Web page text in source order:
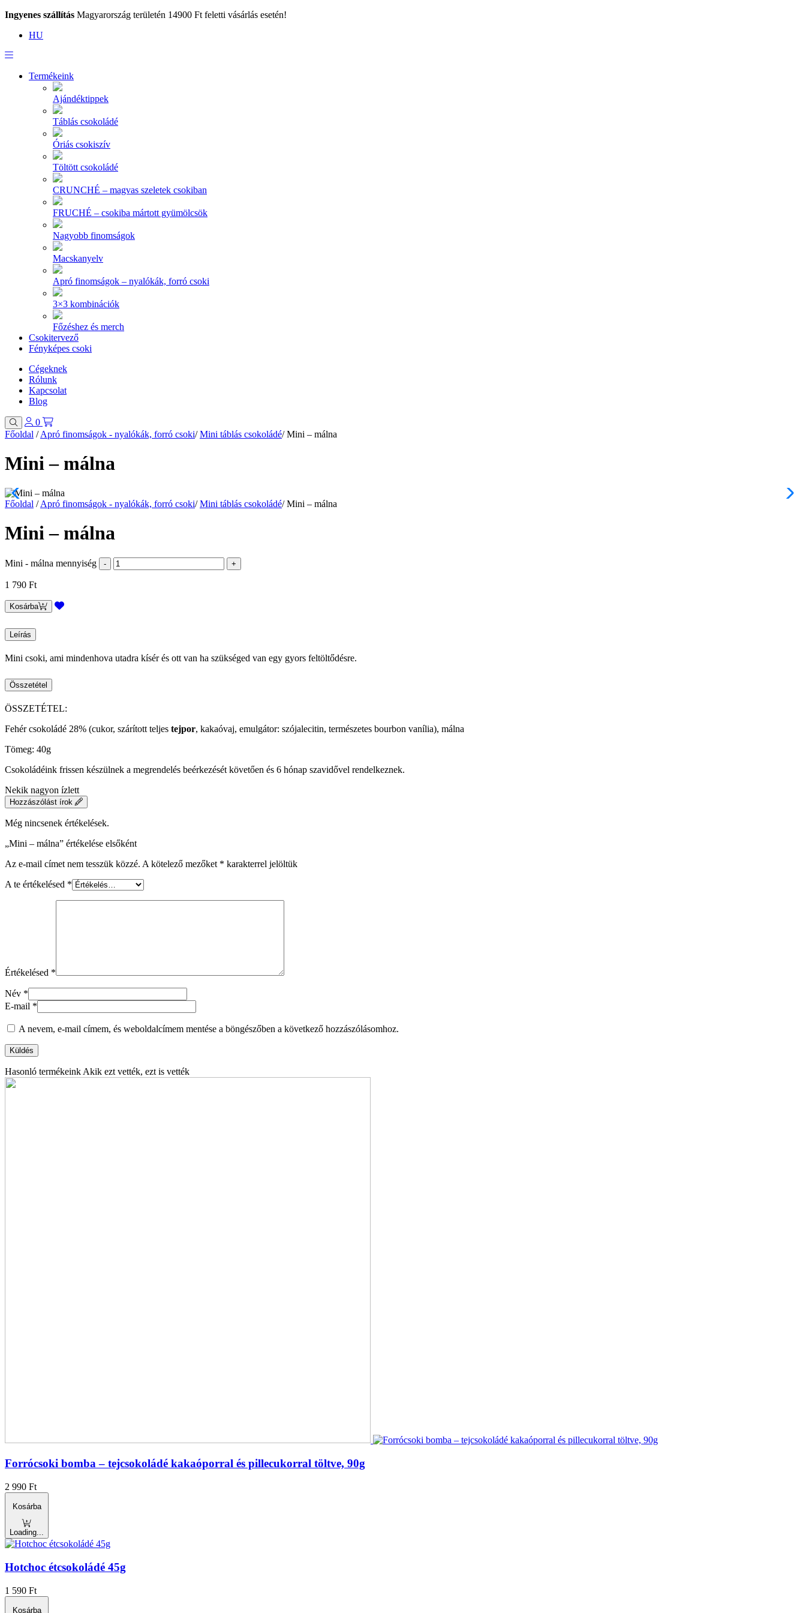
Ingyenes szállítás Magyarország területén 14900 Ft feletti vásárlás esetén!
HU
Termékeink
Ajándéktippek
Táblás csokoládé
Óriás csokiszív
Töltött csokoládé
CRUNCHÉ – magvas szeletek csokiban
FRUCHÉ – csokiba mártott gyümölcsök
Nagyobb finomságok
Macskanyelv
Apró finomságok – nyalókák, forró csoki
3×3 kombinációk
Főzéshez és merch
Csokitervező
Fényképes csoki
Cégeknek
Rólunk
Kapcsolat
Blog
0
Főoldal / Apró finomságok - nyalókák, forró csoki/ Mini táblás csokoládé/ Mini – málna
Mini – málna
Főoldal / Apró finomságok - nyalókák, forró csoki/ Mini táblás csokoládé/ Mini – málna
Mini – málna
Mini - málna mennyiség
1 790 Ft
Kosárba
Leírás
Mini csoki, ami mindenhova utadra kísér és ott van ha szükséged van egy gyors feltöltődésre.
Összetétel
ÖSSZETÉTEL:
Fehér csokoládé 28% (cukor, szárított teljes tejpor, kakaóvaj, emulgátor: szójalecitin, természetes bourbon vanília), málna
Tömeg: 40g
Csokoládéink frissen készülnek a megrendelés beérkezését követően és 6 hónap szavidővel rendelkeznek.
Nekik nagyon ízlett
Hozzászólást írok
Még nincsenek értékelések.
„Mini – málna” értékelése elsőként
Az e-mail címet nem tesszük közzé. A kötelező mezőket * karakterrel jelöltük
A te értékelésed *
Értékelésed *
Név *
E-mail *
A nevem, e-mail címem, és weboldalcímem mentése a böngészőben a következő hozzászólásomhoz.
Hasonló termékeink Akik ezt vették, ezt is vették
Forrócsoki bomba – tejcsokoládé kakaóporral és pillecukorral töltve, 90g
2 990 Ft
Kosárba
Loading...
Hotchoc étcsokoládé 45g
1 590 Ft
Kosárba